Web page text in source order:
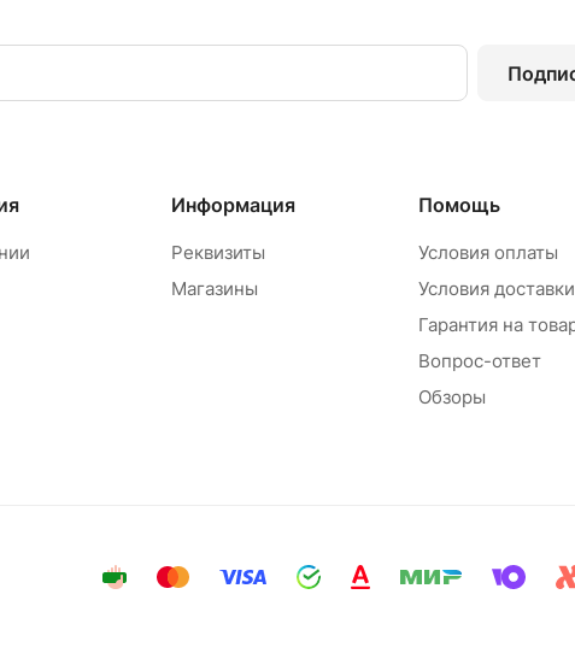
Информация
Реквизиты
Магазины
Помощь
Условия оплаты
Условия доставки
Гарантия на
Вопрос-ответ
Обзоры